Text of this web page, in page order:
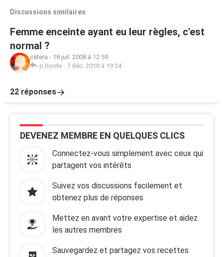
Discussions similaires
Femme enceinte ayant eu leur règles, c'est
normal ?
catera - 18 juil. 2008 à 12:59
p.horde - 7 déc. 2018 à 19:34
22 réponses
DEVENEZ MEMBRE EN QUELQUES CLICS
Connectez-vous simplement avec ceux qui
partagent vos intérêts
Suivez vos discussions facilement et
obtenez plus de réponses
Mettez en avant votre expertise et aidez
les autres membres
Sauvegardez et partagez vos recettes